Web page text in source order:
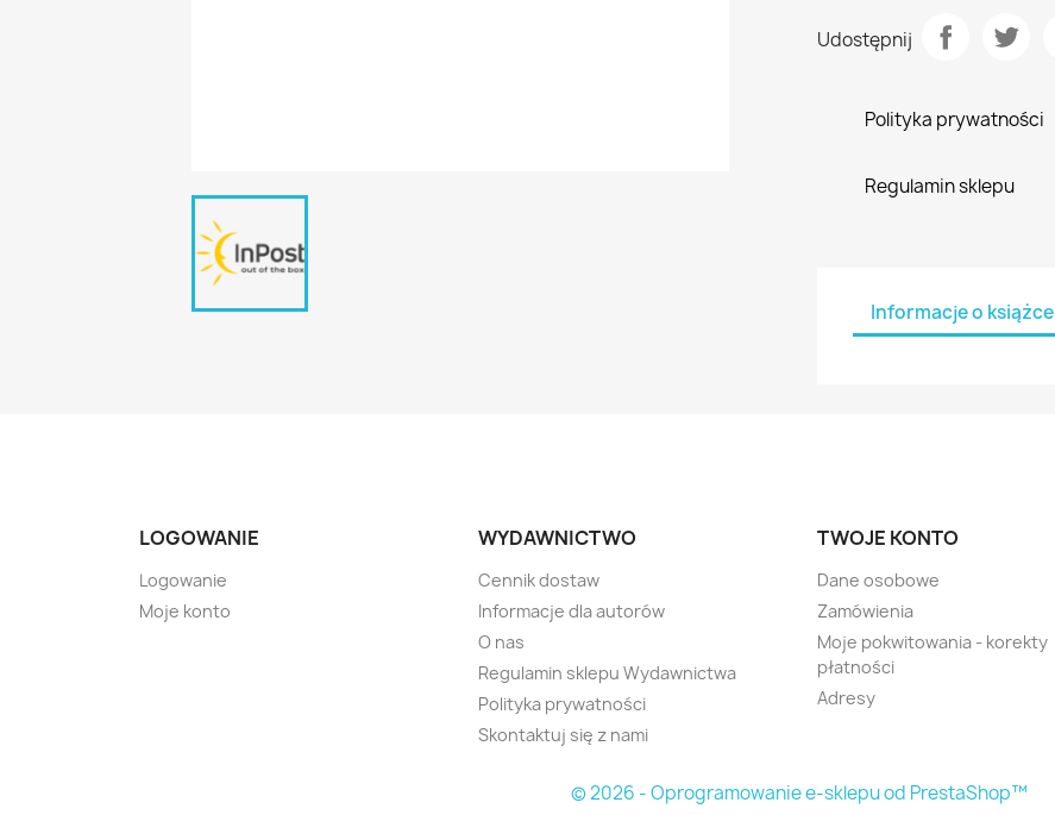
Udostępnij
Polityka prywatności
Regulamin sklepu
Informacje o książce
LOGOWANIE
Logowanie
Moje konto
WYDAWNICTWO
Cennik dostaw
Informacje dla autorów
O nas
Regulamin sklepu Wydawnictwa
Polityka prywatności
Skontaktuj się z nami
TWOJE KONTO
Dane osobowe
Zamówienia
Moje pokwitowania - korekty
płatności
Adresy
© 2026 - Oprogramowanie e-sklepu od PrestaShop™